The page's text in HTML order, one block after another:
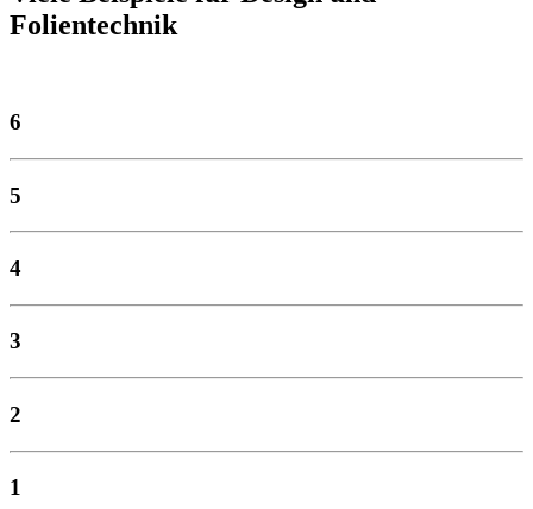
Folientechnik
6
5
4
3
2
1